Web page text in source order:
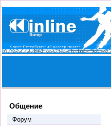
Общение
Форум